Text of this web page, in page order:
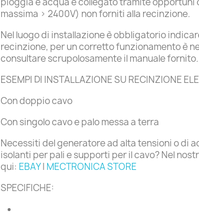
massima > 2400V) non forniti alla recinzione.
Nel luogo di installazione è obbligatorio
recinzione, per un corretto funzionamento è
consultare scrupolosamente il manuale fornito.
ESEMPI DI INSTALLAZIONE SU RECINZIONE
Con doppio cavo
Con singolo cavo e palo messa a terra
Necessiti del generatore ad alta tensioni o di
isolanti per pali e supporti per il cavo? Nel
qui: EBAY| MECTRONICA STORE
SPECIFICHE: